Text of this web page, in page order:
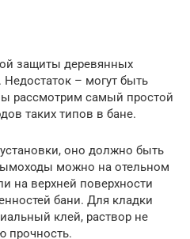
защиты деревянных
Недостаток – могут быть
рассмотрим самый простой
таких типов в бане.
оно должно быть
можно на отельном
на верхней поверхности
бани. Для кладки
клей, раствор не
прочность.